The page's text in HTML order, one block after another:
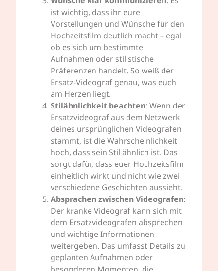
ist wichtig, dass ihr eure
Vorstellungen und Wünsche für den
Hochzeitsfilm deutlich macht – egal
ob es sich um bestimmte
Aufnahmen oder stilistische
Präferenzen handelt. So weiß der
Ersatz-Videograf genau, was euch
am Herzen liegt.
Stilähnlichkeit beachten: Wenn der
Ersatzvideograf aus dem Netzwerk
deines ursprünglichen Videografen
stammt, ist die Wahrscheinlichkeit
hoch, dass sein Stil ähnlich ist. Das
sorgt dafür, dass euer Hochzeitsfilm
einheitlich wirkt und nicht wie zwei
verschiedene Geschichten aussieht.
Absprachen zwischen Videografen:
Der kranke Videograf kann sich mit
dem Ersatzvideografen absprechen
und wichtige Informationen
weitergeben. Das umfasst Details zu
geplanten Aufnahmen oder
besonderen Momenten, die